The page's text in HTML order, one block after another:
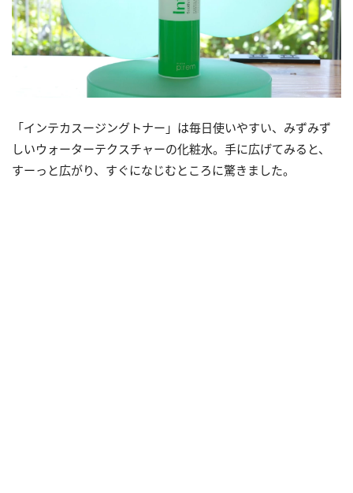
「インテカスージングトナー」は毎日使いやすい、みずみず
しいウォーターテクスチャーの化粧水。手に広げてみると、
すーっと広がり、すぐになじむところに驚きました。